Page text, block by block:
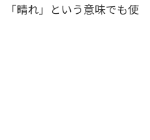
「晴れ」という意味でも使